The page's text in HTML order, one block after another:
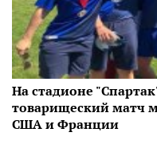
На стадионе
товарищеский матч
США и Франции